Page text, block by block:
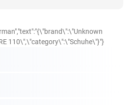
110\",\"category\":\"Schuhe\"}"}